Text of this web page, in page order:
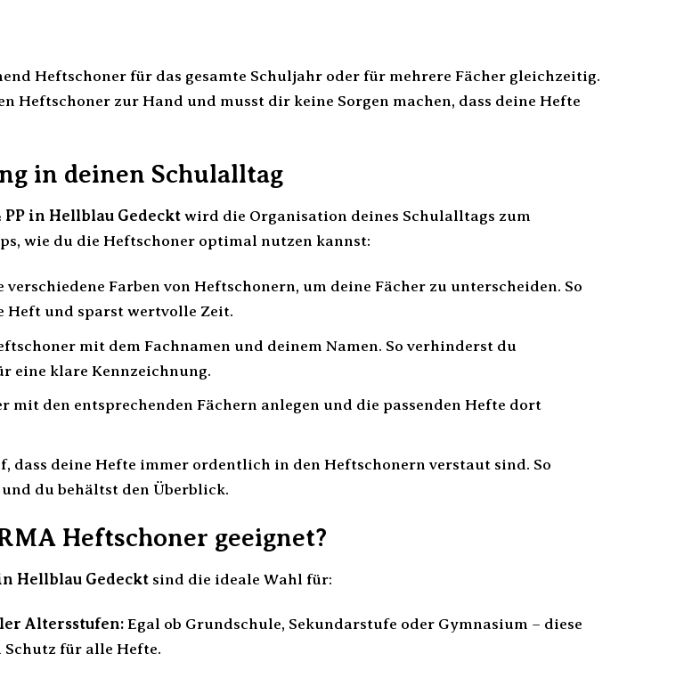
Heftschoner für das gesamte Schuljahr oder für mehrere Fächer gleichzeitig.
Heftschoner zur Hand und musst dir keine Sorgen machen, dass deine Hefte
in deinen Schulalltag
in Hellblau Gedeckt wird die Organisation deines Schulalltags zum
wie du die Heftschoner optimal nutzen kannst:
Farben von Heftschonern, um deine Fächer zu unterscheiden. So
und sparst wertvolle Zeit.
mit dem Fachnamen und deinem Namen. So verhinderst du
eine klare Kennzeichnung.
mit den entsprechenden Fächern anlegen und die passenden Hefte dort
dass deine Hefte immer ordentlich in den Heftschonern verstaut sind. So
du behältst den Überblick.
Heftschoner geeignet?
Hellblau Gedeckt sind die ideale Wahl für:
Altersstufen:Egal ob Grundschule, Sekundarstufe oder Gymnasium – diese
für alle Hefte.